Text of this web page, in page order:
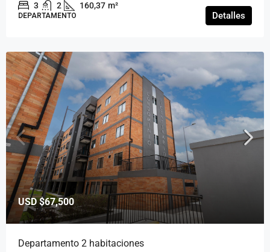
3 2 160,37 m²
DEPARTAMENTO Detalles
USD$67,500
Departamento 2 habitaciones